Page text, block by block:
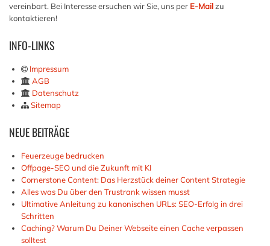
vereinbart. Bei Interesse ersuchen wir Sie, uns per E-Mailzu
kontaktieren!
INFO-LINKS
Impressum
AGB
Datenschutz
Sitemap
NEUEBEITRÄGE
Feuerzeuge bedrucken
Offpage-SEO und die Zukunft mit KI
Cornerstone Content: Das Herzstück deiner Content Strategie
Alles was Du über den Trustrank wissen musst
Ultimative Anleitung zu kanonischen URLs: SEO-Erfolg in drei
Schritten
Caching? Warum Du Deiner Webseite einen Cache verpassen
solltest